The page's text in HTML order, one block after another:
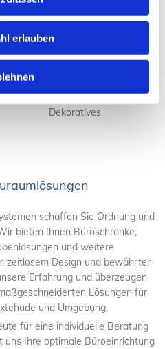
erlauben
Bürozubehör wie
Garderoben,
Abfallbehälter,
Whiteboards und
Dekoratives
schaffen Sie Ordnung und
bieten Ihnen Büroschränke,
und weitere
zeitlosem Design und bewährter
Erfahrung und überzeugen
Lösungen für
und Umgebung.
für eine individuelle Beratung
uns Ihre optimale Büroeinrichtung